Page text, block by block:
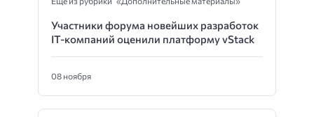
Участники форума новейших разработок
IT-компаний оценили платформу vStack
08 ноября